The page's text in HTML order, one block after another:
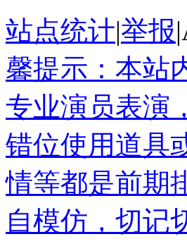
站点统计|举报|
馨提示：本站
专业演员表演
错位使用道具
情等都是前期
自模仿，切记